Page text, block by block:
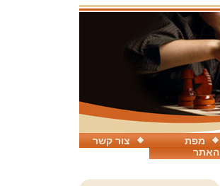
צור קשר
מפת
האתר